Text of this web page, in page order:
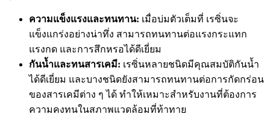
ความแข็งแรงและทนทาน: เมื่อบ่มตัวเต็มที่ เรซิ่นจะ
แข็งแกร่งอย่างน่าทึ่ง สามารถทนทานต่อแรงกระแทก
แรงกด และการสึกหรอได้ดีเยี่ยม
กันน้ำและทนสารเคมี: เรซิ่นหลายชนิดมีคุณสมบัติกันน้ำ
ได้ดีเยี่ยม และบางชนิดยังสามารถทนทานต่อการกัดกร่อน
ของสารเคมีต่าง ๆ ได้ ทำให้เหมาะสำหรับงานที่ต้องการ
ความคงทนในสภาพแวดล้อมที่ท้าทาย